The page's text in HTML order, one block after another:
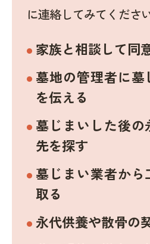
に連絡してみてください
家族と相談して同
墓地の管理者に墓
を伝える
墓じまいした後の
先を探す
墓じまい業者から
取る
永代供養や散骨の